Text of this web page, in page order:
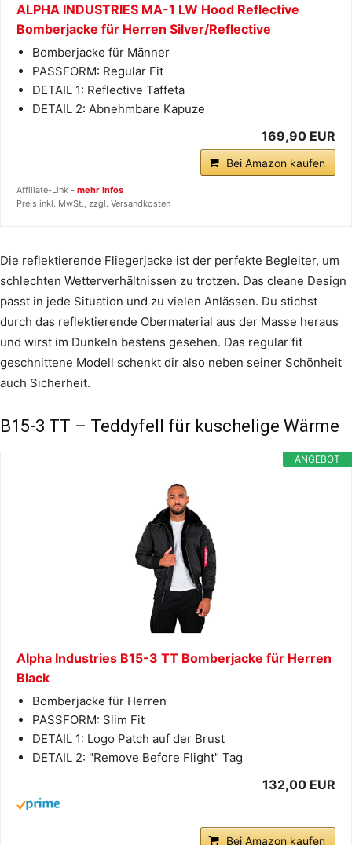
ALPHA INDUSTRIES MA-1 LW Hood Reflective
Bomberjacke für Herren Silver/Reflective
Bomberjacke für Männer
PASSFORM: Regular Fit
DETAIL 1: Reflective Taffeta
DETAIL 2: Abnehmbare Kapuze
169,90 EUR
Bei Amazon kaufen
Affiliate-Link - mehr Infos
Preis inkl. MwSt., zzgl. Versandkosten
Die reflektierende Fliegerjacke ist der perfekte Begleiter, um
schlechten Wetterverhältnissen zu trotzen. Das cleane Design
passt in jede Situation und zu vielen Anlässen. Du stichst
durch das reflektierende Obermaterial aus der Masse heraus
und wirst im Dunkeln bestens gesehen. Das regular fit
geschnittene Modell schenkt dir also neben seiner Schönheit
auch Sicherheit.
B15-3 TT – Teddyfell für kuschelige Wärme
ANGEBOT
Alpha Industries B15-3 TT Bomberjacke für Herren
Black
Bomberjacke für Herren
PASSFORM: Slim Fit
DETAIL 1: Logo Patch auf der Brust
DETAIL 2: "Remove Before Flight" Tag
132,00 EUR
Bei Amazon kaufen